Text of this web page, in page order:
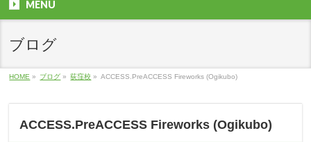
MENU
ブログ
HOME » ブログ » 荻窪校 » ACCESS.PreACCESS Fireworks (Ogikubo)
ACCESS.PreACCESS Fireworks (Ogikubo)